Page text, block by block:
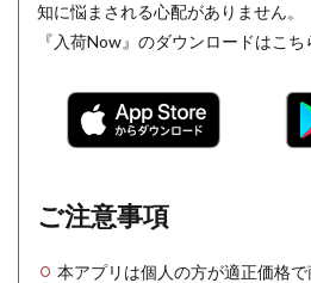
知に悩まされる心配がありません。
『入荷Now』のダウンロードはこち
ご注意事項
本アプリは個人の方が適正価格